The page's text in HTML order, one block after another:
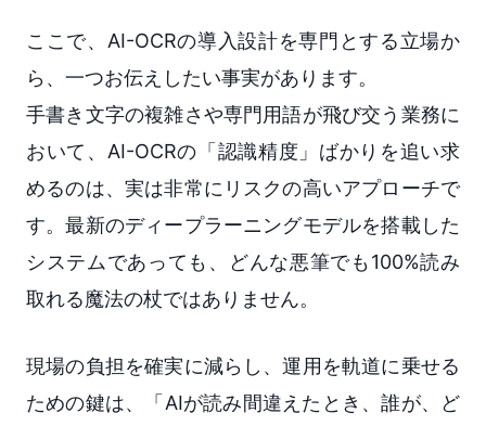
ここで、AI-OCRの導入設計を専門とする立場か
ら、一つお伝えしたい事実があります。
手書き文字の複雑さや専門用語が飛び交う業務に
おいて、AI-OCRの「認識精度」ばかりを追い求
めるのは、実は非常にリスクの高いアプローチで
す。最新のディープラーニングモデルを搭載した
システムであっても、どんな悪筆でも100%読み
取れる魔法の杖ではありません。
現場の負担を確実に減らし、運用を軌道に乗せる
ための鍵は、「AIが読み間違えたとき、誰が、ど